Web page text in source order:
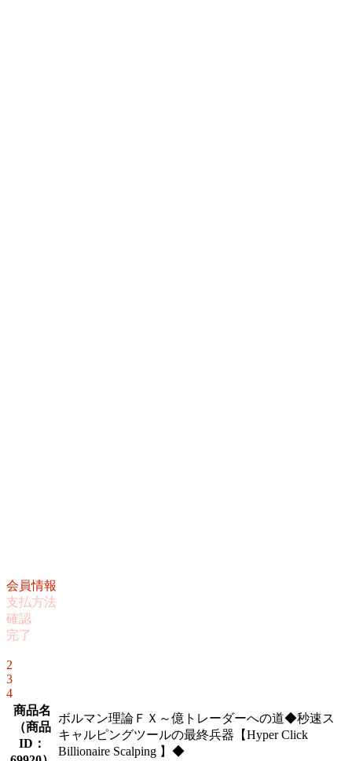
会員情報
支払方法
確認
完了
2
3
4
商品名
（商品
ID：
ボルマン理論ＦＸ～億トレーダーへの道◆秒速ス
キャルピングツールの最終兵器【Hyper Click
Billionaire Scalping 】◆